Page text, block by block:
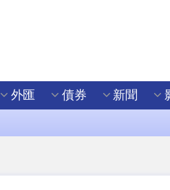
外匯 債券 新聞